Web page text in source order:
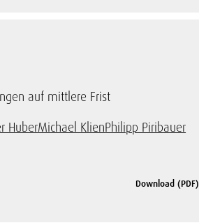
auf mittlere Frist
HuberMichael KlienPhilipp Piribauer
Download (PDF)